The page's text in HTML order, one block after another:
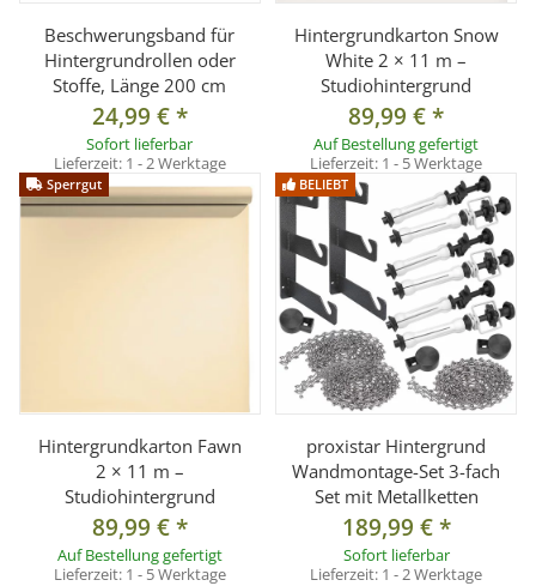
Beschwerungsband für
Hintergrundrollen oder
Stoffe, Länge 200 cm
24,99 €*
Sofort lieferbar
Lieferzeit: 1 - 2 Werktage
Hintergrundkarton Snow
White 2 × 11 m –
Studiohintergrund
89,99 €*
Auf Bestellung gefertigt
Lieferzeit: 1 - 5 Werktage
Sperrgut
Hintergrundkarton Fawn
2 × 11 m –
Studiohintergrund
89,99 €*
Auf Bestellung gefertigt
Lieferzeit: 1 - 5 Werktage
BELIEBT
proxistar Hintergrund
Wandmontage-Set 3-fach
Set mit Metallketten
189,99 €*
Sofort lieferbar
Lieferzeit: 1 - 2 Werktage